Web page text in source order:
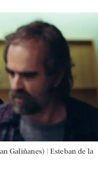
Galiñanes) | Esteban de la